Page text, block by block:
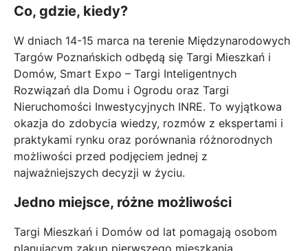
Co, gdzie, kiedy?
W dniach 14-15 marca na terenie Międzynarodowych
Targów Poznańskich odbędą się Targi Mieszkań i
Domów, Smart Expo – Targi Inteligentnych
Rozwiązań dla Domu i Ogrodu oraz Targi
Nieruchomości Inwestycyjnych INRE. To wyjątkowa
okazja do zdobycia wiedzy, rozmów z ekspertami i
praktykami rynku oraz porównania różnorodnych
możliwości przed podjęciem jednej z
najważniejszych decyzji w życiu.
Jedno miejsce, różne możliwości
Targi Mieszkań i Domów od lat pomagają osobom
planującym zakup pierwszego mieszkania,